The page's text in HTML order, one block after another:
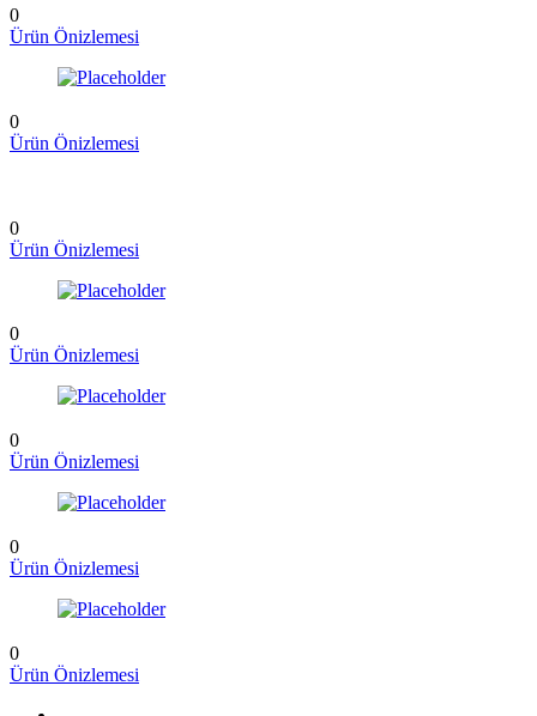
0
Ürün Önizlemesi
0
Ürün Önizlemesi
0
Ürün Önizlemesi
0
Ürün Önizlemesi
0
Ürün Önizlemesi
0
Ürün Önizlemesi
0
Ürün Önizlemesi